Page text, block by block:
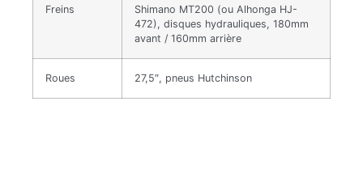
Freins
Shimano MT200 (ou Alhonga HJ-
472), disques hydrauliques, 180mm
avant / 160mm arrière
Roues 27,5″, pneus Hutchinson